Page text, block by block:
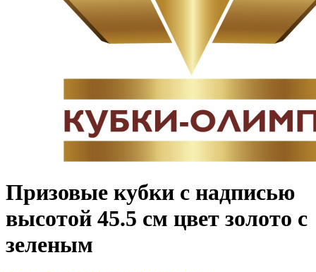
Призовые кубки с надписью
высотой 45.5 см цвет золото с
зеленым